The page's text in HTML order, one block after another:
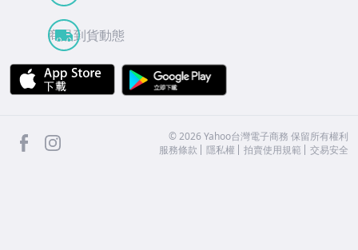
商品到貨動態
APP Store
facebook ©2026 Yahoo台灣電子商務 保留所有權利
服務條款
隱私權 拍賣使用規範 交易安全